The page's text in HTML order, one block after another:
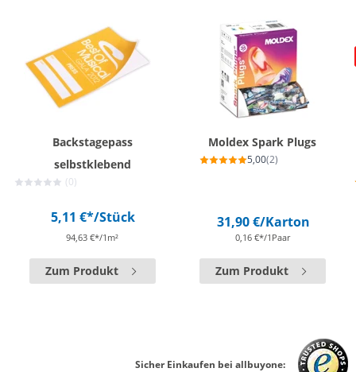
Backstagepass
selbstklebend
(0)
5,11 €*/Stück
94,63 €*/1m²
Zum Produkt
Moldex Spark Plugs
5,00(2)
31,90 €/Karton
0,16 €*/1Paar
Zum Produkt
Sicher Einkaufen bei allbuyone: